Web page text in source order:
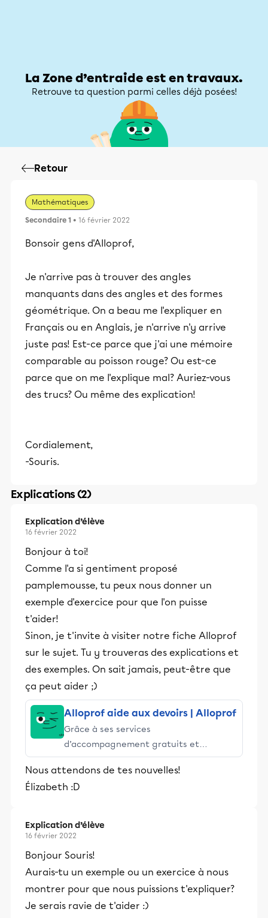
La Zone d’entraide est en travaux.
Retrouve ta question parmi celles déjà posées!
Retour
Mathématiques
Secondaire 1 • 16 février 2022
Bonsoir gens d'Alloprof,
Je n'arrive pas à trouver des angles
manquants dans des angles et des formes
géométrique. On a beau me l'expliquer en
Français ou en Anglais, je n'arrive n'y arrive
juste pas! Est-ce parce que j'ai une mémoire
comparable au poisson rouge? Ou est-ce
parce que on me l'explique mal? Auriez-vous
des trucs? Ou même des explication!
Cordialement,
-Souris.
Explications (2)
Explication d’élève
16 février 2022
Bonjour à toi!
Comme l'a si gentiment proposé
pamplemousse, tu peux nous donner un
exemple d'exercice pour que l'on puisse
t'aider!
Sinon, je t'invite à visiter notre fiche Alloprof
sur le sujet. Tu y trouveras des explications et
des exemples. On sait jamais, peut-être que
ça peut aider ;)
Alloprof aide aux devoirs | Alloprof
Grâce à ses services
d’accompagnement gratuits et
stimulants, Alloprof engage les élèves
et leurs parents dans la réussite
éducative.
Nous attendons de tes nouvelles!
Élizabeth :D
Explication d’élève
16 février 2022
Bonjour Souris!
Aurais-tu un exemple ou un exercice à nous
montrer pour que nous puissions t'expliquer?
Je serais ravie de t'aider :)